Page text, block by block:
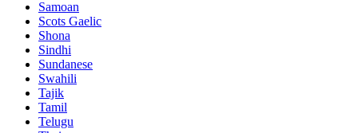
Samoan
Scots Gaelic
Shona
Sindhi
Sundanese
Swahili
Tajik
Tamil
Telugu